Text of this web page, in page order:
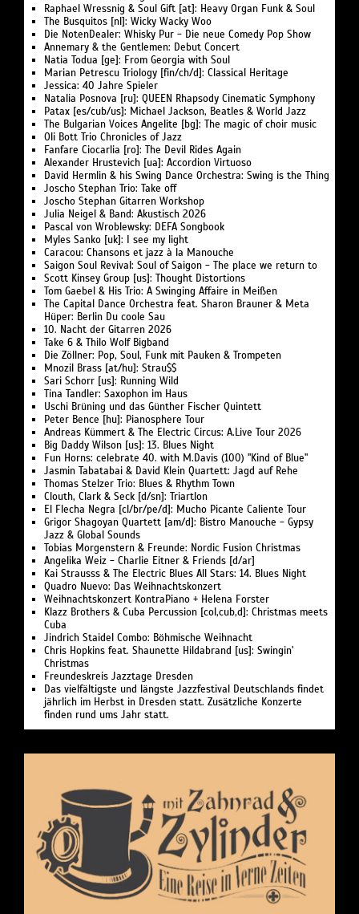
Raphael Wressnig & Soul Gift [at]: Heavy Organ Funk & Soul
The Busquitos [nl]: Wicky Wacky Woo
Die NotenDealer: Whisky Pur - Die neue Comedy Pop Show
Annemary & the Gentlemen: Debut Concert
Natia Todua [ge]: From Georgia with Soul
Marian Petrescu Triology [fin/ch/d]: Classical Heritage
Jessica: 40 Jahre Spieler
Natalia Posnova [ru]: QUEEN Rhapsody Cinematic Symphony
Patax [es/cub/us]: Michael Jackson, Beatles & World Jazz
The Bulgarian Voices Angelite [bg]: The magic of choir music
Oli Bott Trio Chronicles of Jazz
Fanfare Ciocarlia [ro]: The Devil Rides Again
Alexander Hrustevich [ua]: Accordion Virtuoso
David Hermlin & his Swing Dance Orchestra: Swing is the Thing
Joscho Stephan Trio: Take off
Joscho Stephan Gitarren Workshop
Julia Neigel & Band: Akustisch 2026
Pascal von Wroblewsky: DEFA Songbook
Myles Sanko [uk]: I see my light
Caracou: Chansons et jazz à la Manouche
Saigon Soul Revival: Soul of Saigon - The place we return to
Scott Kinsey Group [us]: Thought Distortions
Tom Gaebel & His Trio: A Swinging Affaire in Meißen
The Capital Dance Orchestra feat. Sharon Brauner & Meta
Hüper: Berlin Du coole Sau
10. Nacht der Gitarren 2026
Take 6 & Thilo Wolf Bigband
Die Zöllner: Pop, Soul, Funk mit Pauken & Trompeten
Mnozil Brass [at/hu]: Strau$$
Sari Schorr [us]: Running Wild
Tina Tandler: Saxophon im Haus
Uschi Brüning und das Günther Fischer Quintett
Peter Bence [hu]: Pianosphere Tour
Andreas Kümmert & The Electric Circus: A.Live Tour 2026
Big Daddy Wilson [us]: 13. Blues Night
Fun Horns: celebrate 40. with M.Davis (100) "Kind of Blue"
Jasmin Tabatabai & David Klein Quartett: Jagd auf Rehe
Thomas Stelzer Trio: Blues & Rhythm Town
Clouth, Clark & Seck [d/sn]: Triartlon
El Flecha Negra [cl/br/pe/d]: Mucho Picante Caliente Tour
Grigor Shagoyan Quartett [am/d]: Bistro Manouche - Gypsy
Jazz & Global Sounds
Tobias Morgenstern & Freunde: Nordic Fusion Christmas
Angelika Weiz - Charlie Eitner & Friends [d/ar]
Kai Strausss & The Electric Blues All Stars: 14. Blues Night
Quadro Nuevo: Das Weihnachtskonzert
Weihnachtskonzert KontraPiano + Helena Forster
Klazz Brothers & Cuba Percussion [col,cub,d]: Christmas meets
Cuba
Jindrich Staidel Combo: Böhmische Weihnacht
Chris Hopkins feat. Shaunette Hildabrand [us]: Swingin'
Christmas
Freundeskreis Jazztage Dresden
Das vielfältigste und längste Jazzfestival Deutschlands findet
jährlich im Herbst in Dresden statt. Zusätzliche Konzerte
finden rund ums Jahr statt.